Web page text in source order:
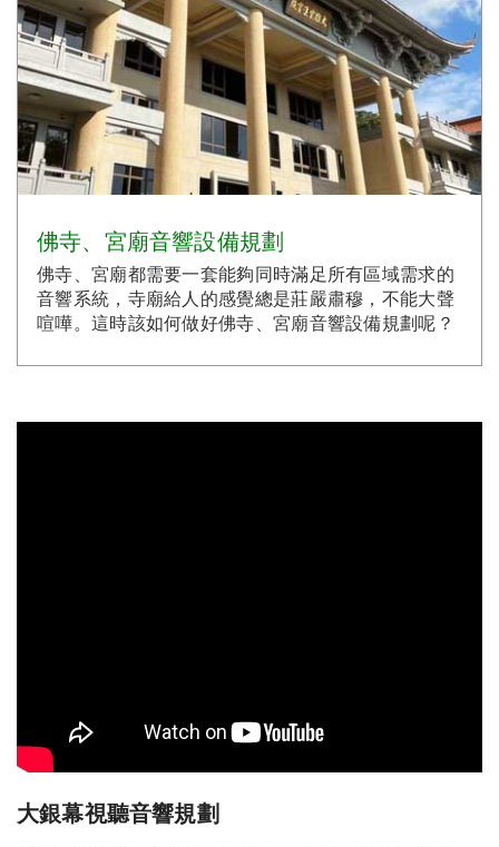
佛寺、宮廟音響設備規劃
佛寺、宮廟都需要一套能夠同時滿足所有區域需求的
音響系統，寺廟給人的感覺總是莊嚴肅穆，不能大聲
喧嘩。這時該如何做好佛寺、宮廟音響設備規劃呢？
大銀幕視聽音響規劃